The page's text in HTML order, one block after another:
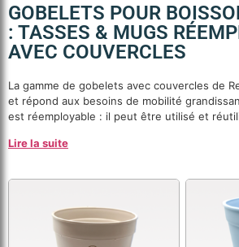
GOBELETS POUR
: TASSES & MUGS
AVEC COUVERCLES
La gamme de gobelets avec couvercles de
et répond aux besoins de mobilité
est réemployable : il peut être utilisé et
Lire la suite